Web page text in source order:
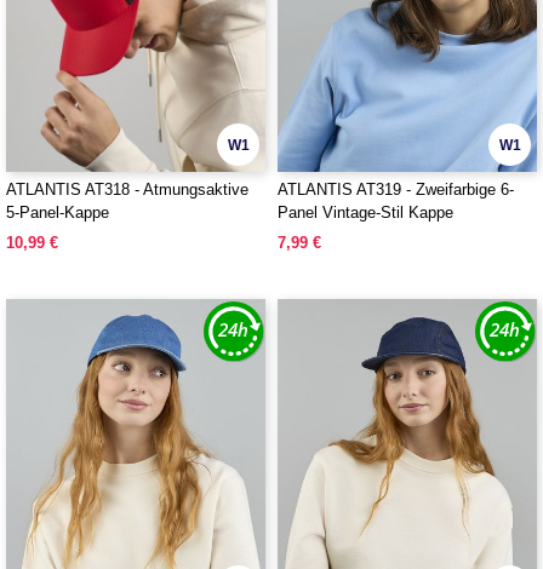
W1
ATLANTIS AT318 - Atmungsaktive
5-Panel-Kappe
10,99 €
W1
ATLANTIS AT319 - Zweifarbige 6-
Panel Vintage-Stil Kappe
7,99 €